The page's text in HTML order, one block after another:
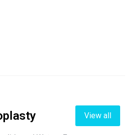
View all